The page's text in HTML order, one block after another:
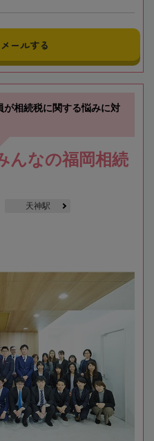
ールする
が相続税に関する悩みに対
んなの福岡相続
天神駅